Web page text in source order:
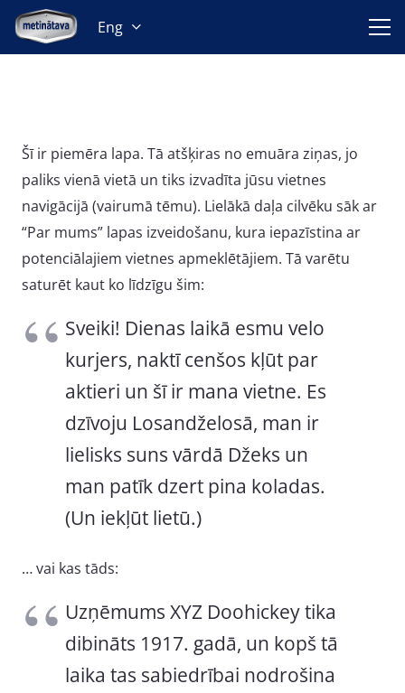
Eng
Šī ir piemēra lapa. Tā atšķiras no emuāra ziņas, jo
paliks vienā vietā un tiks izvadīta jūsu vietnes
navigācijā (vairumā tēmu). Lielākā daļa cilvēku sāk ar
“Par mums” lapas izveidošanu, kura iepazīstina ar
potenciālajiem vietnes apmeklētājiem. Tā varētu
saturēt kaut ko līdzīgu šim:
Sveiki! Dienas laikā esmu velo
kurjers, naktī cenšos kļūt par
aktieri un šī ir mana vietne. Es
dzīvoju Losandželosā, man ir
lielisks suns vārdā Džeks un
man patīk dzert pina koladas.
(Un iekļūt lietū.)
… vai kas tāds:
Uzņēmums XYZ Doohickey tika
dibināts 1917. gadā, un kopš tā
laika tas sabiedrībai nodrošina